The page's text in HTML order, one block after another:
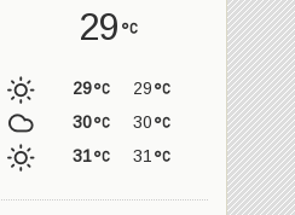
29
29
29
30
30
31
31